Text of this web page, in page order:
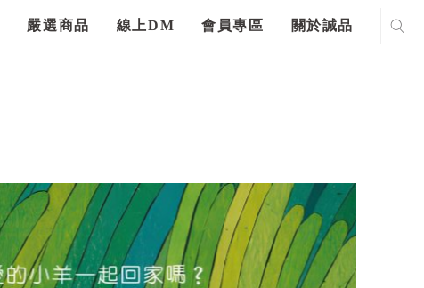
嚴選商品 線上DM 會員專區 關於誠品